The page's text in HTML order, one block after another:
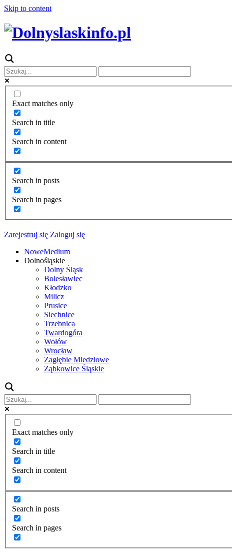
Skip to content
Exact matches only
Search in title
Search in content
Search in posts
Search in pages
Zarejestruj się Zaloguj się
NoweMedium
Dolnośląskie
Dolny Śląsk
Bolesławiec
Kłodzko
Milicz
Prusice
Siechnice
Trzebnica
Twardogóra
Wołów
Wrocław
Zagłębie Miedziowe
Ząbkowice Śląskie
Exact matches only
Search in title
Search in content
Search in posts
Search in pages